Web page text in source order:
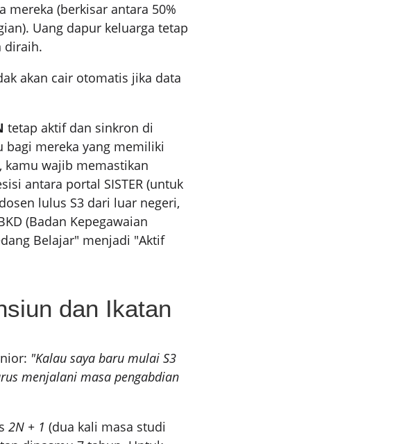
(berkisar antara 50%
Uang dapur keluarga tetap
diraih.
akan cair otomatis jika data
tetap aktif dan sinkron di
bagi mereka yang memiliki
kamu wajib memastikan
antara portal SISTER (untuk
lulus S3 dari luar negeri,
(Badan Kepegawaian
Belajar" menjadi "Aktif
dan Ikatan
"Kalau saya baru mulai S3
menjalani masa pengabdian
2N + 1 (dua kali masa studi